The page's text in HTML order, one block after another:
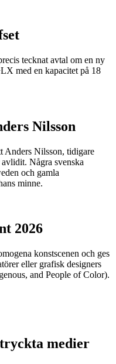
tecknat avtal om en ny
med en kapacitet på 18
Nilsson
Anders Nilsson, tidigare
Några svenska
och gamla
minne.
2026
konstscenen och ges
eller grafisk designers
and People of Color).
medier